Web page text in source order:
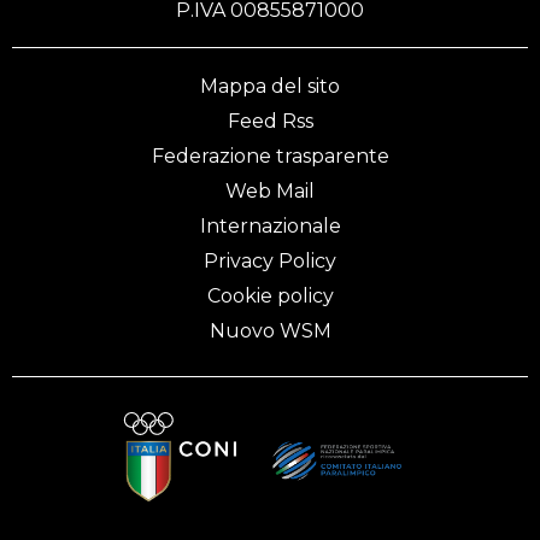
P.IVA 00855871000
Mappa del sito
Feed Rss
Federazione trasparente
Web Mail
Internazionale
Privacy Policy
Cookie policy
Nuovo WSM